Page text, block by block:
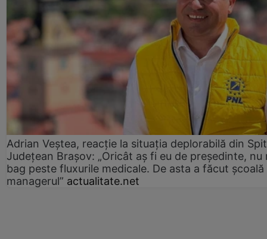
Adrian Veștea, reacție la situația deplorabilă din
Județean Brașov: „Oricât aș fi eu de președinte, nu
bag peste fluxurile medicale. De asta a făcut școală
managerul” actualitate.net